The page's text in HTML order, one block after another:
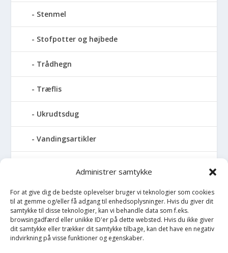
Administrer samtykke
For at give dig de bedste oplevelser bruger vi teknologier som cookies
til at gemme og/eller få adgang til enhedsoplysninger. Hvis du giver dit
samtykke til disse teknologier, kan vi behandle data som f.eks.
browsingadfærd eller unikke ID'er på dette websted. Hvis du ikke giver
dit samtykke eller trækker dit samtykke tilbage, kan det have en negativ
indvirkning på visse funktioner og egenskaber.
Stenmel
Stofpotter og højbede
Trådhegn
Træflis
Ukrudtsdug
Vandingsartikler
Vildthegn
vækstdug
Maling